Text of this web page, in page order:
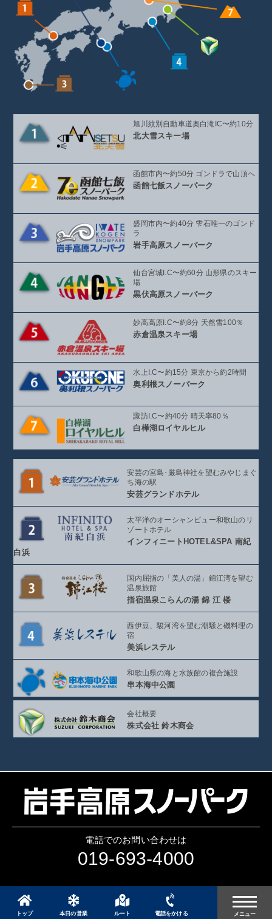
トップ 本日の営業 ルート 電話をかける
旭川紋別自動車道奥白滝IC〜約10分
北大雪スキー場
函館市内〜約50分 ゴンドラで山頂へ
函館七飯スノーパーク
盛岡市内〜約40分 雫石唯一のゴンド
ラ
岩手高原スノーパーク
仙台宮城I.C〜約60分 山形県のスキー
場
黒伏高原スノーパーク
妙高高原I.C〜約8分 天然雪100％
赤倉温泉スキー場
水上I.C〜約15分 東京から約2時間
奥利根スノーパーク
諏訪I.C〜約40分 晴天率80％
白樺湖ロイヤルヒル
安芸の宮島･厳島神社を望むみやじまぐ
ち海の駅
安芸グランドホテル
太平洋のオーシャンビュー和歌山のリ
ゾートホテル
インフィニート HOTEL&SPA 南紀
白浜
国内屈指の「美人の湯」 錦江湾を望む
温泉旅館
指宿温泉こらんの湯錦 江 楼
西伊豆、駿河湾を望む潮騒と磯料理の
宿
美浜レステル
和歌山県の海と 水族館の複合施設
串本海中公園
会社概要
株式会社 鈴木商会
電話でのお問い合わせは
019-693-4000